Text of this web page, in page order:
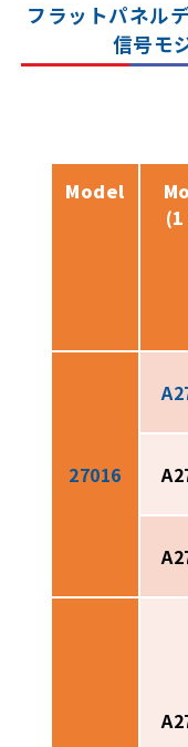
フラットパネル
信号モ
Model
27016